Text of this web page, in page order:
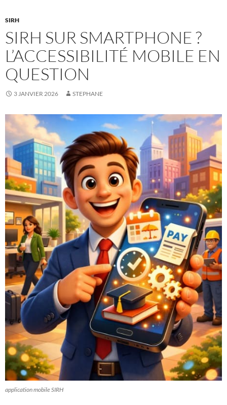
SIRH
SIRH SUR SMARTPHONE ?
L’ACCESSIBILITÉ MOBILE EN
QUESTION
3 JANVIER 2026 STEPHANE
application mobile SIRH